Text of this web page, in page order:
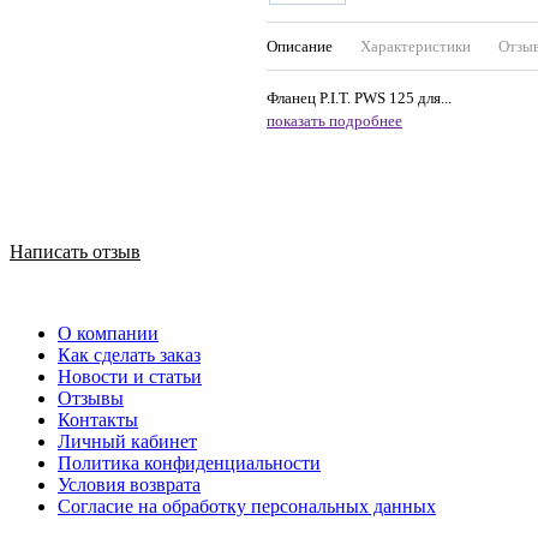
Описание Характеристики
Фланец P.I.T. PWS 125 для...
показать подробнее
Написать отзыв
О компании
Как сделать заказ
Новости и статьи
Отзывы
Контакты
Личный кабинет
Политика конфиденциальности
Условия возврата
Согласие на обработку персональных данных